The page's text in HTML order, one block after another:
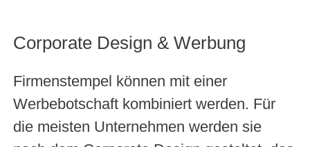
Corporate Design & Werbung
Firmenstempel können mit einer
Werbebotschaft kombiniert werden. Für
die meisten Unternehmen werden sie